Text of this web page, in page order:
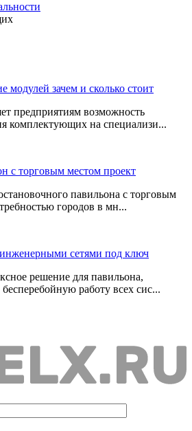
модулей зачем и сколько стоит
предприятиям возможность
комплектующих на специализи...
с торговым местом проект
павильона с торговым
городов в мн...
сетями под ключ
решение для павильона,
работу всех сис...